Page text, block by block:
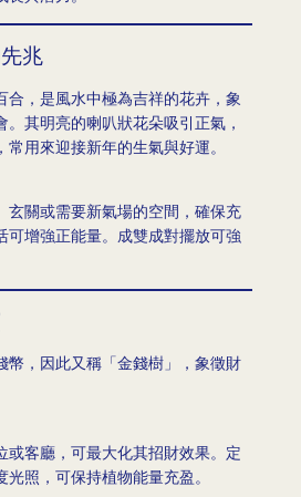
兆
合，是風水中極為吉祥的花卉，象
其明亮的喇叭狀花朵吸引正氣，
用來迎接新年的生氣與好運。
玄關或需要新氣場的空間，確保充
可增強正能量。成雙成對擺放可強
幣，因此又稱「金錢樹」，象徵財
或客廳，可最大化其招財效果。定
照，可保持植物能量充盈。